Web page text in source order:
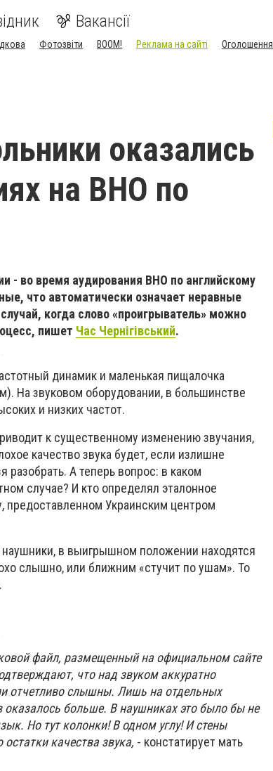
Вакансії
Фотозвіти BOOM! Реклама на сайті
Оголошення
оказались
на ВНО по
- во время аудирования ВНО по английскому
что автоматически означает неравные
когда слово «проигрыватель» можно
пишет Час Чернігівський.
динамик и маленькая пищалочка
На звуковом оборудовании, в большинстве
и низких частот.
к существенному изменению звучания,
качество звука будет, если излишне
разобрать. А теперь вопрос: в каком
случае? И кто определял эталонное
предоставленном Украинским центром
в выигрышном положении находятся
слышно, или ближним «стучит по ушам». То
файл, размещенный на официальном сайте
что над звуком аккуратно
отчетливо слышны. Лишь на отдельных
больше. В наушниках это было бы не
Но тут колонки! В одном углу! И стены
качества звука, - констатирует мать